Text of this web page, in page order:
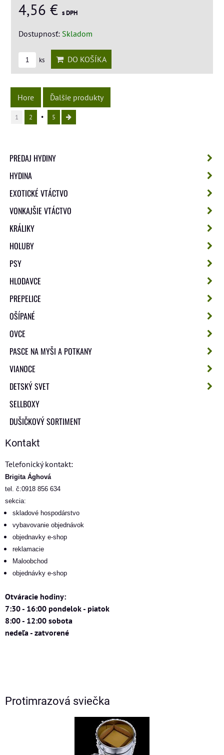
4,56 € s DPH
Dostupnosť: Skladom
ks DO KOŠÍKA
Hore Ďalšie produkty
1 2 5
PREDAJ HYDINY
HYDINA
EXOTICKÉ VTÁCTVO
VONKAJŠIE VTÁCTVO
KRÁLIKY
HOLUBY
PSY
HLODAVCE
PREPELICE
OŠÍPANÉ
OVCE
PASCE NA MYŠI A POTKANY
VIANOCE
DETSKÝ SVET
SELLBOXY
DUŠIČKOVÝ SORTIMENT
Kontakt
Telefonický kontakt:
Brigita Ághová
tel. č:0918 856 634
sekcia:
skladové hospodárstvo
vybavovanie objednávok
objednavky e-shop
reklamacie
Maloobchod
objednávky e-shop
Otváracie hodiny:
7:30 - 16:00 pondelok - piatok
8:00 - 12:00 sobota
nedeľa - zatvorené
Protimrazová sviečka